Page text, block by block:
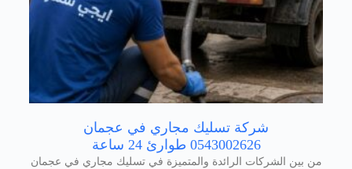
شركة تسليك مجاري في عجمان
0543002626 طوارئ 24 ساعة
من بين الشركات الرائدة والمتميزة في تسليك مجاري في عجمان